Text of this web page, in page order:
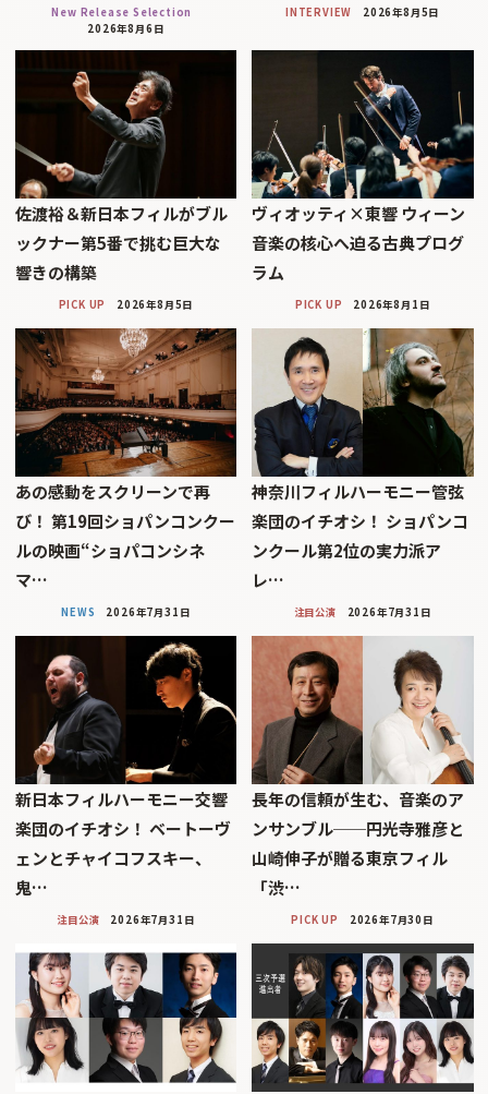
New Release Selection
2026年8月6日
INTERVIEW 2026年8月5日
佐渡裕＆新日本フィルがブル
ックナー第5番で挑む巨大な
響きの構築
PICK UP 2026年8月5日
ヴィオッティ×東響 ウィーン
音楽の核心へ迫る古典プログ
ラム
PICK UP 2026年8月1日
あの感動をスクリーンで再
び！ 第19回ショパンコンクー
ルの映画“ショパコンシネ
マ…
NEWS 2026年7月31日
神奈川フィルハーモニー管弦
楽団のイチオシ！ ショパンコ
ンクール第2位の実力派ア
レ…
注目公演 2026年7月31日
新日本フィルハーモニー交響
楽団のイチオシ！ ベートーヴ
ェンとチャイコフスキー、
鬼…
注目公演 2026年7月31日
長年の信頼が生む、音楽のア
ンサンブル──円光寺雅彦と
山崎伸子が贈る東京フィル
「渋…
PICK UP 2026年7月30日